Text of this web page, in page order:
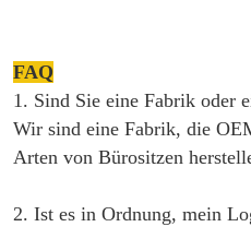
FAQ
1. Sind Sie eine Fabrik oder
Wir sind eine Fabrik, die
Arten von Bürositzen
2. Ist es in Ordnung, mein